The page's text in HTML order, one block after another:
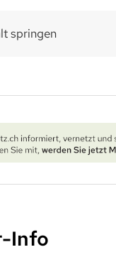
springen
Info